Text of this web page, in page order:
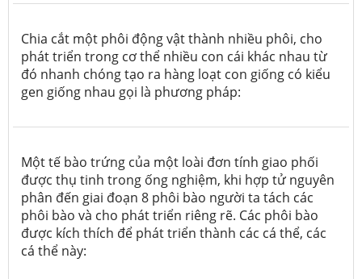
Chia cắt một phôi động vật thành nhiều phôi, cho
phát triển trong cơ thể nhiều con cái khác nhau từ
đó nhanh chóng tạo ra hàng loạt con giống có kiểu
gen giống nhau gọi là phương pháp:
Một tế bào trứng của một loài đơn tính giao phối
được thụ tinh trong ống nghiệm, khi hợp tử nguyên
phân đến giai đoạn 8 phôi bào người ta tách các
phôi bào và cho phát triển riêng rẽ. Các phôi bào
được kích thích để phát triển thành các cá thể, các
cá thể này: